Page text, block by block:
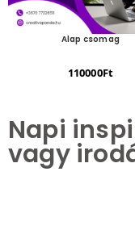
Alap csomag
110000Ft
Napi
vagy